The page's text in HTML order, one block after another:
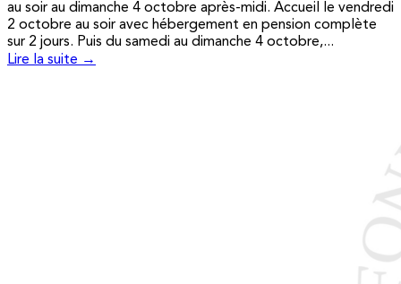
au soir au dimanche 4 octobre après-midi. Accueil le vendredi
2 octobre au soir avec hébergement en pension complète
sur 2 jours. Puis du samedi au dimanche 4 octobre,...
Lire la suite →